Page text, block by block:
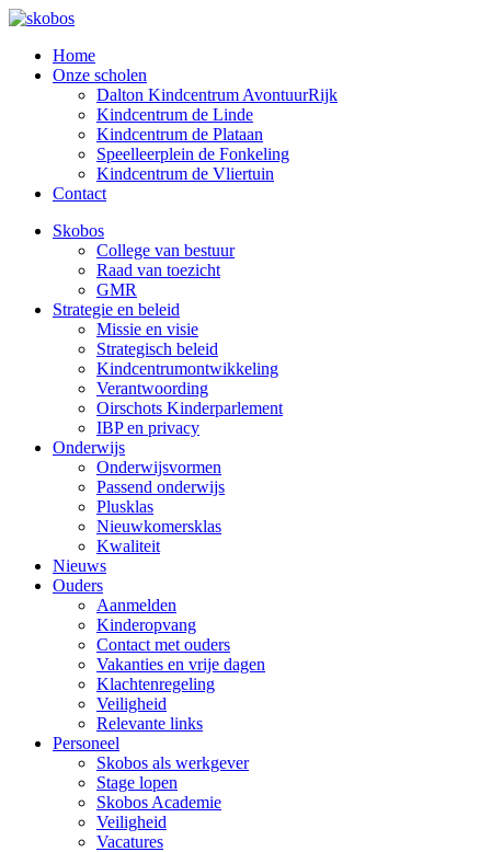
Home
Onze scholen
Dalton Kindcentrum AvontuurRijk
Kindcentrum de Linde
Kindcentrum de Plataan
Speelleerplein de Fonkeling
Kindcentrum de Vliertuin
Contact
Skobos
College van bestuur
Raad van toezicht
GMR
Strategie en beleid
Missie en visie
Strategisch beleid
Kindcentrumontwikkeling
Verantwoording
Oirschots Kinderparlement
IBP en privacy
Onderwijs
Onderwijsvormen
Passend onderwijs
Plusklas
Nieuwkomersklas
Kwaliteit
Nieuws
Ouders
Aanmelden
Kinderopvang
Contact met ouders
Vakanties en vrije dagen
Klachtenregeling
Veiligheid
Relevante links
Personeel
Skobos als werkgever
Stage lopen
Skobos Academie
Veiligheid
Vacatures